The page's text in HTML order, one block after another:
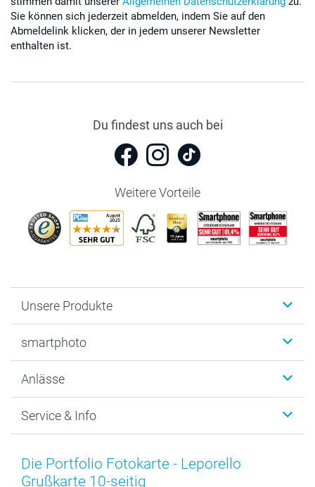
Sie können sich jederzeit abmelden, indem Sie auf den
Abmeldelink klicken, der in jedem unserer Newsletter
enthalten ist.
Du findest uns auch bei
Weitere Vorteile
Unsere Produkte
Fotogeschenke
MyNameBook
Fotoabzüge, Fotos als Buch & Poster
Zubehör & Material
Foto-Kalender & Agenden
smartphoto
Warum smartphoto
Datenschutz
AGB
Impressum
Anlässe
Neujahr
Muttertag
Vatertag
Service & Info
Anmelden /Registrieren
Preise und Versandkosten
Die Portfolio Fotokarte - Leporello
Grußkarte 10-seitig